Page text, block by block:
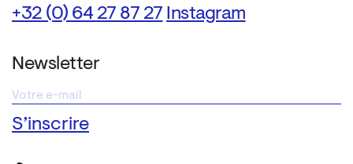
+32 (0) 64 27 87 27 Instagram
Newsletter